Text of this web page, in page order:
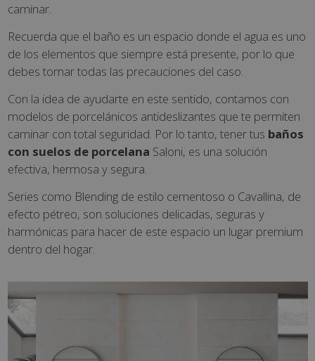
caminar.
Recuerda que el baño es un espacio donde el agua es uno
de los elementos que siempre está presente, por lo que
debes tomar todas las precauciones del caso.
Con la idea de ayudarte en este sentido, contamos con
modelos de porcelánicos antideslizantes que te permiten
caminar con total seguridad. Por lo tanto, tener tus baños
con suelos de porcelana Saloni, es una solución
efectiva, hermosa y segura.
Series como Blending de estilo cementoso o Cavallina, de
efecto pétreo, son soluciones delicadas, seguras y
harmónicas para hacer de este espacio un lugar premium
dentro del hogar.